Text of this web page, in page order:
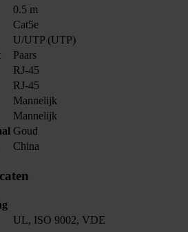
0.5 m
Cat5e
U/UTP (UTP)
Paars
RJ-45
RJ-45
Mannelijk
Mannelijk
Goud
China
UL, ISO 9002, VDE